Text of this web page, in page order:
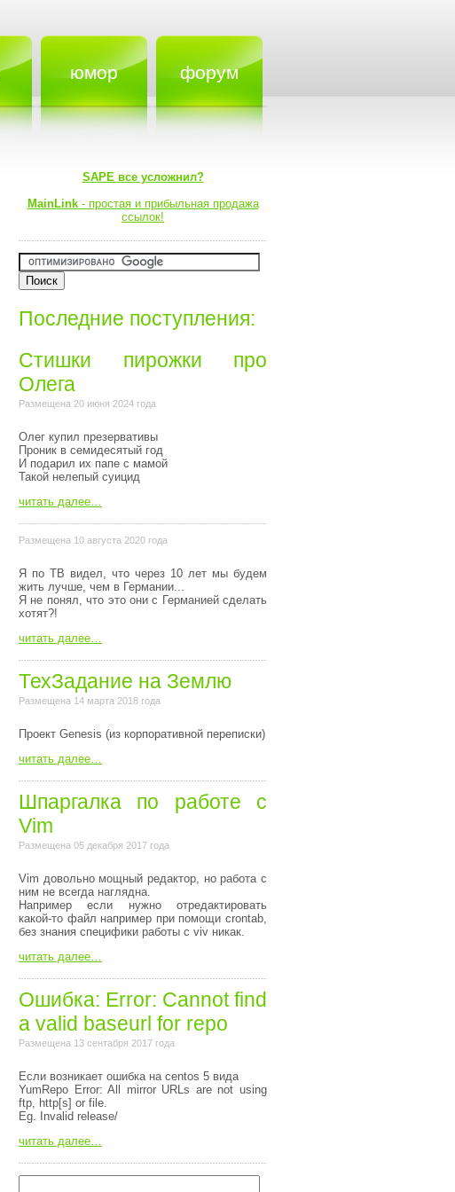
юмор форум
SAPE все усложнил?
MainLink- простая и прибыльная продажа
ссылок!
Последние поступления:
Стишки пирожки про
Олега⁠⁠
Размещена 20 июня 2024 года
Олег купил презервативы
Проник в семидесятый год
И подарил их папе с мамой
Такой нелепый суицид
читать далее…
Размещена 10 августа 2020 года
Я по ТВ видел, что через 10 лет мы будем
жить лучше, чем в Германии...
Я не понял, что это они с Германией сделать
хотят?!
читать далее…
ТехЗадание на Землю
Размещена 14 марта 2018 года
Пpоект Genesis (из коpпоpативной пеpеписки)
читать далее…
Шпаргалка по работе с
Vim
Размещена 05 декабря 2017 года
Vim довольно мощный редактор, но работа с
ним не всегда наглядна.
Например если нужно отредактировать
какой-то файл например при помощи crontab,
без знания специфики работы с viv никак.
читать далее…
Ошибка: Error: Cannot find
a valid baseurl for repo
Размещена 13 сентабря 2017 года
Если возникает ошибка на centos 5 вида
YumRepo Error: All mirror URLs are not using
ftp, http[s] or file.
Eg. Invalid release/
читать далее…